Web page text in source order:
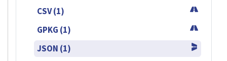
CSV (1)
GPKG (1)
JSON (1)